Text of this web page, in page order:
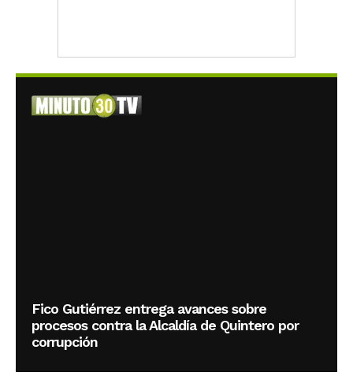
Fico Gutiérrez entrega avances sobre
procesos contra la Alcaldía de Quintero por
corrupción